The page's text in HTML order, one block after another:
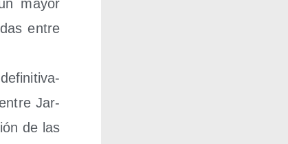
mayor
entre
Jar­
de las